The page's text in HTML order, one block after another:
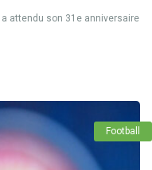
a attendu son 31e anniversaire
Football